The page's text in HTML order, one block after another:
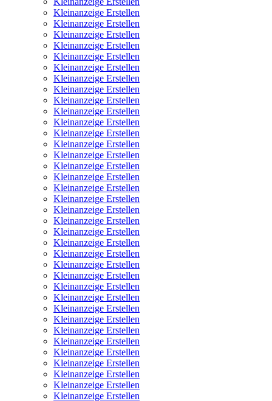
Kleinanzeige Erstellen
Kleinanzeige Erstellen
Kleinanzeige Erstellen
Kleinanzeige Erstellen
Kleinanzeige Erstellen
Kleinanzeige Erstellen
Kleinanzeige Erstellen
Kleinanzeige Erstellen
Kleinanzeige Erstellen
Kleinanzeige Erstellen
Kleinanzeige Erstellen
Kleinanzeige Erstellen
Kleinanzeige Erstellen
Kleinanzeige Erstellen
Kleinanzeige Erstellen
Kleinanzeige Erstellen
Kleinanzeige Erstellen
Kleinanzeige Erstellen
Kleinanzeige Erstellen
Kleinanzeige Erstellen
Kleinanzeige Erstellen
Kleinanzeige Erstellen
Kleinanzeige Erstellen
Kleinanzeige Erstellen
Kleinanzeige Erstellen
Kleinanzeige Erstellen
Kleinanzeige Erstellen
Kleinanzeige Erstellen
Kleinanzeige Erstellen
Kleinanzeige Erstellen
Kleinanzeige Erstellen
Kleinanzeige Erstellen
Kleinanzeige Erstellen
Kleinanzeige Erstellen
Kleinanzeige Erstellen
Kleinanzeige Erstellen